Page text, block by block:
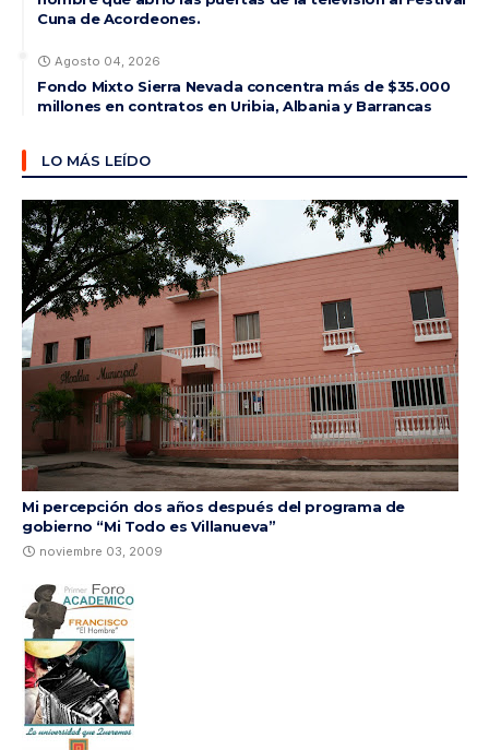
Cuna de Acordeones.
Agosto 04, 2026
Fondo Mixto Sierra Nevada concentra más de $35.000
millones en contratos en Uribia, Albania y Barrancas
LO MÁS LEÍDO
Mi percepción dos años después del programa de
gobierno “Mi Todo es Villanueva”
noviembre 03, 2009